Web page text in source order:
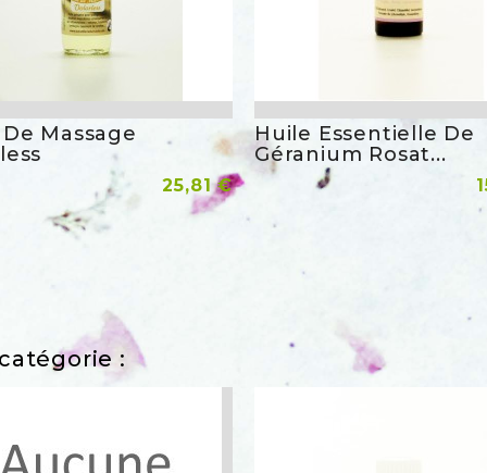
Aperçu rapide
Massage
Prix
25,81 €
Aperçu
Huile Essentielle De
Géranium Rosat...
Ajouter Au Panier
: